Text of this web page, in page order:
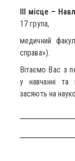
ІІІ місце –
17 група,
медичний
справа»).
Вітаємо Вас з
у навчанні та
засяють на